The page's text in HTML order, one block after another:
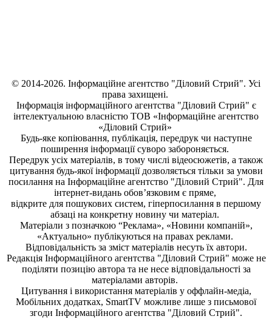
© 2014-2026. Інформаційне агентство "Діловий Стрий". Усі
права захищені.
Інформація інформаційного агентства "Діловий Стрий" є
інтелектуальною власністю ТОВ «Інформаційне агентство
«Діловий Стрий»
Будь-яке копiювання, публiкацiя, передрук чи наступне
поширення iнформацiї суворо забороняється.
Передрук усіх матеріалів, в тому числі відеосюжетів, а також
цитування будь-якої інформації дозволяється тільки за умови
посилання на Інформаційне агентство "Діловий Стрий". Для
інтернет-видань обов’язковим є пряме,
відкрите для пошукових систем, гіперпосилання в першому
абзаці на конкретну новину чи матеріал.
Матеріали з позначкою “Реклама», «Новини компаній»,
«Актуально» публікуються на правах реклами.
Відповідальність за зміст матеріалів несуть їх автори.
Редакція Інформаційного агентства "Діловий Стрий" може не
поділяти позицію автора та не несе відповідальності за
матеріалами авторів.
Цитування і використання матеріалів у оффлайн-медіа,
Мобільних додатках, SmartTV можливе лише з письмової
згоди Інформаційного агентства "Діловий Стрий".